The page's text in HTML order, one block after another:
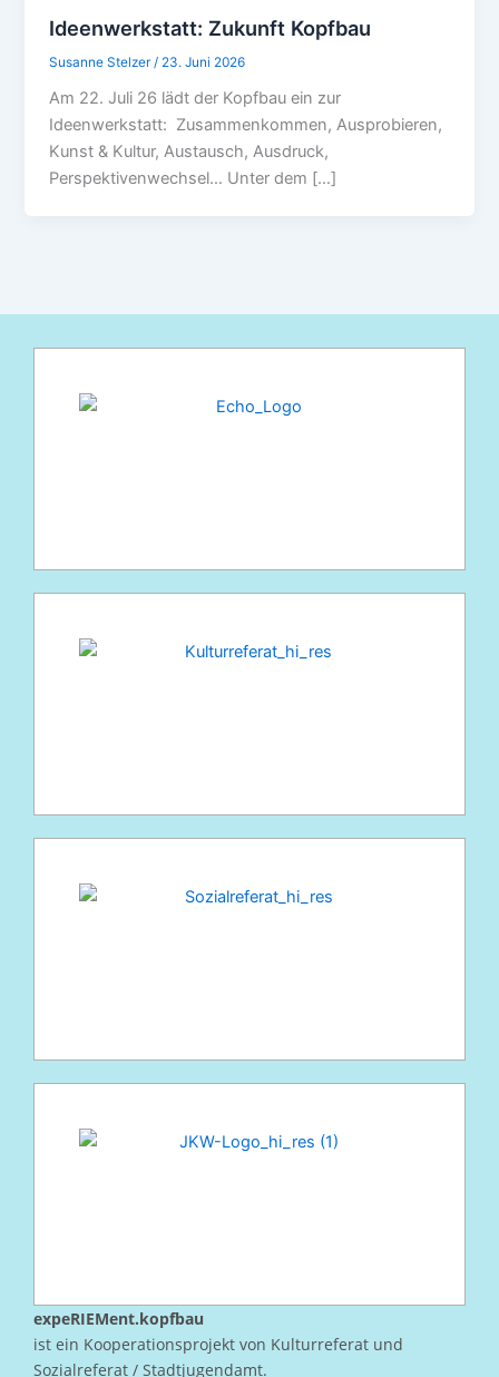
Ideenwerkstatt: Zukunft Kopfbau
Susanne Stelzer / 23. Juni 2026
Am 22. Juli 26 lädt der Kopfbau ein zur
Ideenwerkstatt: Zusammenkommen, Ausprobieren,
Kunst & Kultur, Austausch, Ausdruck,
Perspektivenwechsel… Unter dem […]
expeRIEMent.kopfbau
ist ein Kooperationsprojekt von Kulturreferat und
Sozialreferat / Stadtjugendamt.